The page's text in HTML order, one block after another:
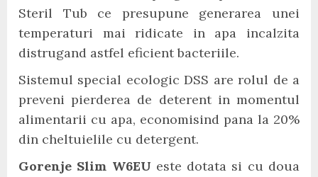
Steril Tub ce presupune generarea unei
temperaturi mai ridicate in apa incalzita
distrugand astfel eficient bacteriile.
Sistemul special ecologic DSS are rolul de a
preveni pierderea de deterent in momentul
alimentarii cu apa, economisind pana la 20%
din cheltuielile cu detergent.
Gorenje Slim W6EU este dotata si cu doua